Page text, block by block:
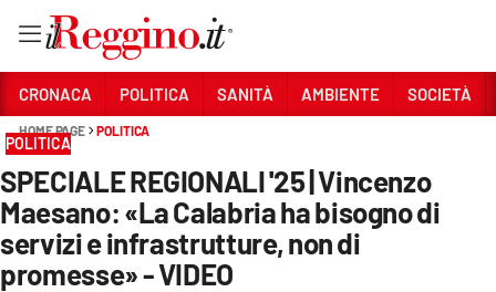
Sezioni
CRONACA
POLITICA
SANITÀ
CRONACA POLITICA SANITÀ AMBIENTE SOCIETÀ
HOME PAGE POLITICA
POLITICA
SPECIALE REGIONALI '25 | Vincenzo
Maesano: «La Calabria ha bisogno di
servizi e infrastrutture, non di
promesse» - VIDEO